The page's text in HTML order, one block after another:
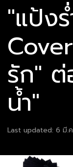
"แป้ง
รัก"
น้ำ"
Last updated: 6 มี.